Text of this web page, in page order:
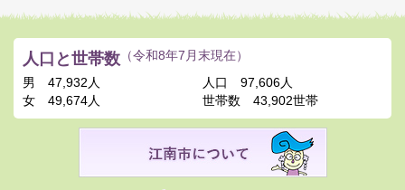
人口と世帯数 （令和8年7月末現在）
男
47,932人
女
49,674人
人口
97,606人
世帯数
43,902世帯